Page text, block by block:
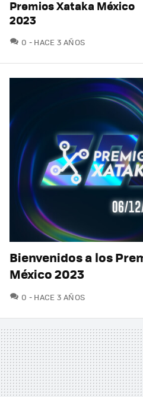
Premios Xataka México
2023
0 COMENTARIOS
HACE 3 AÑOS
Bienvenidos a los
México 2023
0 COMENTARIOS
HACE 3 AÑOS